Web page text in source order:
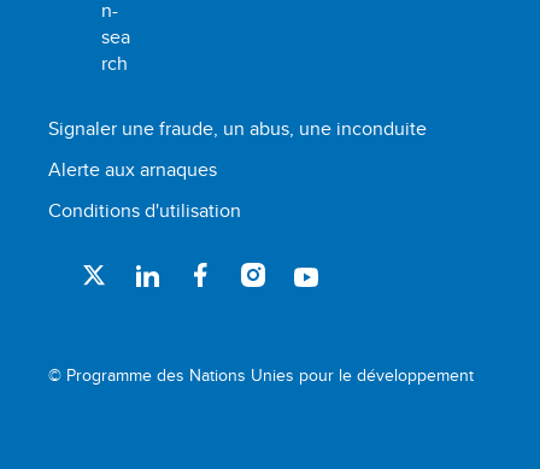
Signaler une fraude, un abus, une inconduite
Alerte aux arnaques
Conditions d'utilisation
© Programme des Nations Unies pour le développement